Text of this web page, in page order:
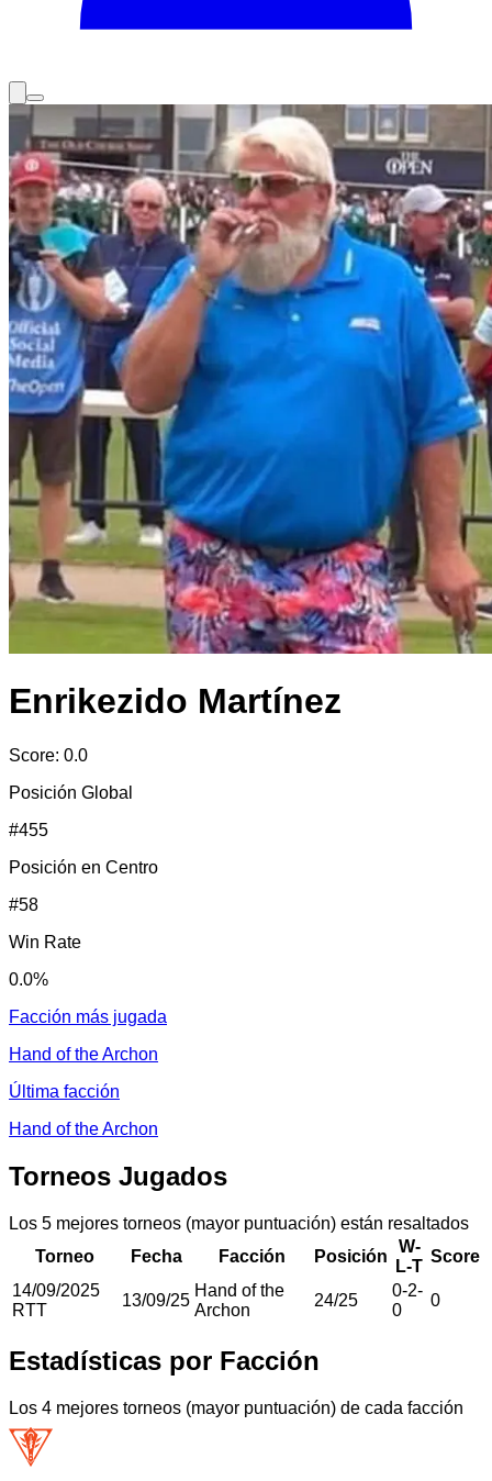
Enrikezido Martínez
Score: 0.0
Posición Global
#455
Posición en Centro
#58
Win Rate
0.0%
Facción más jugada
Hand of the Archon
Última facción
Hand of the Archon
Torneos Jugados
Los 5 mejores torneos (mayor puntuación) están resaltados
Torneo
Fecha Facción Posición
W-
L-T
Score
14/09/2025
RTT
13/09/25
Hand of the
Archon
24/25
0-2-
0
0
Estadísticas por Facción
Los 4 mejores torneos (mayor puntuación) de cada facción